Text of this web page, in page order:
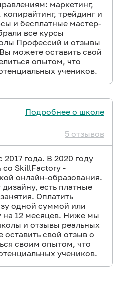
маркетинг,
трейдинг и
и бесплатные мастер-
все курсы
Профессий и отзывы
можете оставить свой
опытом, что
учеников.
Подробнее о школе
5 отзывов
2017 года. В 2020 году
со SkillFactory -
онлайн-образования.
есть платные
Оплатить
одной суммой или
на 12 месяцев. Ниже мы
и отзывы реальных
свой отзыв о
своим опытом, что
учеников.